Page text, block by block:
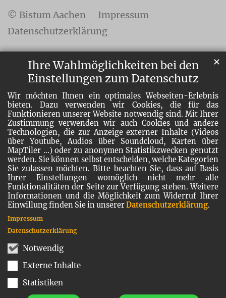
Ihre Wahlmöglichkeiten bei den
Einstellungen zum Datenschutz
Wir möchten Ihnen ein optimales Webseiten-Erlebnis
bieten. Dazu verwenden wir Cookies, die für das
Funktionieren unserer Website notwendig sind. Mit Ihrer
Zustimmung verwenden wir auch Cookies und andere
Technologien, die zur Anzeige externer Inhalte (Videos
über Youtube, Audios über Soundcloud, Karten über
MapTiler ...) oder zu anonymen Statistikzwecken genutzt
werden. Sie können selbst entscheiden, welche Kategorien
Sie zulassen möchten. Bitte beachten Sie, dass auf Basis
Ihrer Einstellungen womöglich nicht mehr alle
Funktionalitäten der Seite zur Verfügung stehen. Weitere
Informationen und die Möglichkeit zum Widerruf Ihrer
Einwillung finden Sie in unsererDatenschutzerklärung.
Notwendig
Externe Inhalte
Statistiken
✕
Impressum
Datenschutzerklärung
© Bistum Aachen
Impressum
Datenschutzerklärung